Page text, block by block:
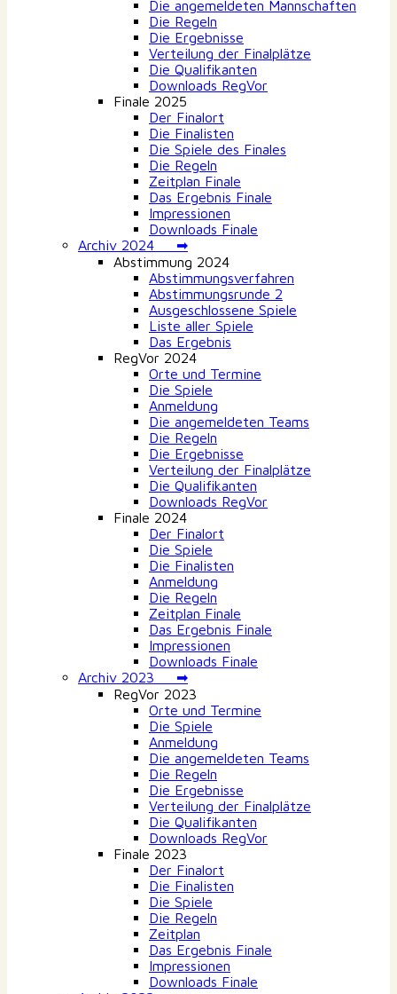
Die angemeldeten Mannschaften
Die Regeln
Die Ergebnisse
Verteilung der Finalplätze
Die Qualifikanten
Downloads RegVor
Finale 2025
Der Finalort
Die Finalisten
Die Spiele des Finales
Die Regeln
Zeitplan Finale
Das Ergebnis Finale
Impressionen
Downloads Finale
Archiv 2024 ➡
Abstimmung 2024
Abstimmungsverfahren
Abstimmungsrunde 2
Ausgeschlossene Spiele
Liste aller Spiele
Das Ergebnis
RegVor 2024
Orte und Termine
Die Spiele
Anmeldung
Die angemeldeten Teams
Die Regeln
Die Ergebnisse
Verteilung der Finalplätze
Die Qualifikanten
Downloads RegVor
Finale 2024
Der Finalort
Die Spiele
Die Finalisten
Anmeldung
Die Regeln
Zeitplan Finale
Das Ergebnis Finale
Impressionen
Downloads Finale
Archiv 2023 ➡
RegVor 2023
Orte und Termine
Die Spiele
Anmeldung
Die angemeldeten Teams
Die Regeln
Die Ergebnisse
Verteilung der Finalplätze
Die Qualifikanten
Downloads RegVor
Finale 2023
Der Finalort
Die Finalisten
Die Spiele
Die Regeln
Zeitplan
Das Ergebnis Finale
Impressionen
Downloads Finale